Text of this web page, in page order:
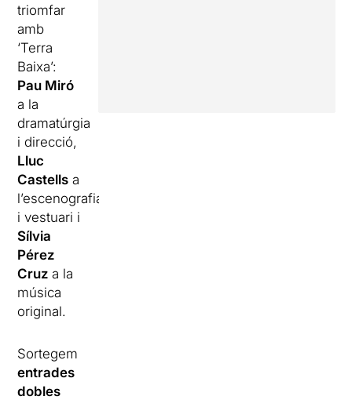
triomfar
amb
‘Terra
Baixa’:
Pau Miró
a la
dramatúrgia
i direcció,
Lluc
Castells a
l’escenografia
i vestuari i
Sílvia
Pérez
Cruz a la
música
original.
Sortegem
entrades
dobles